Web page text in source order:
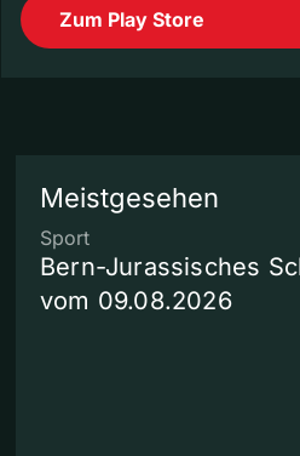
Zum Play Store
Meistgesehen
Sport
Bern-Jurassisches
vom 09.08.2026